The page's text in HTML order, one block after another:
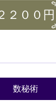
２００円
数秘術